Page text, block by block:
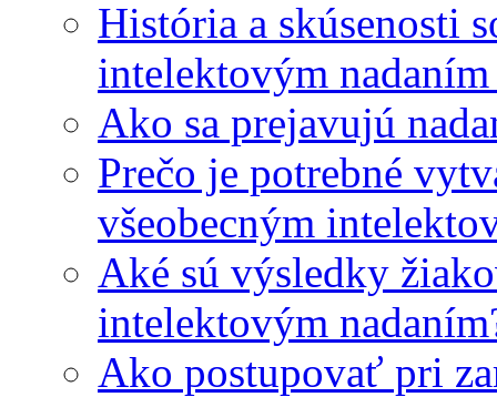
História a skúsenosti
intelektovým
Ako sa prejavujú
Prečo je potrebné
všeobecným
Aké sú výsledky
intelektovým
Ako postupovať pri